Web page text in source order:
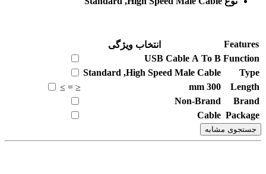
Features
انتخاب ویژگی
Function
USB Cable A To B
Type
Standard ,High Speed Male Cable
Length
300
mm
≤
=
≥
Brand
Non-Brand
Package
Cable
جستجوی مشابه